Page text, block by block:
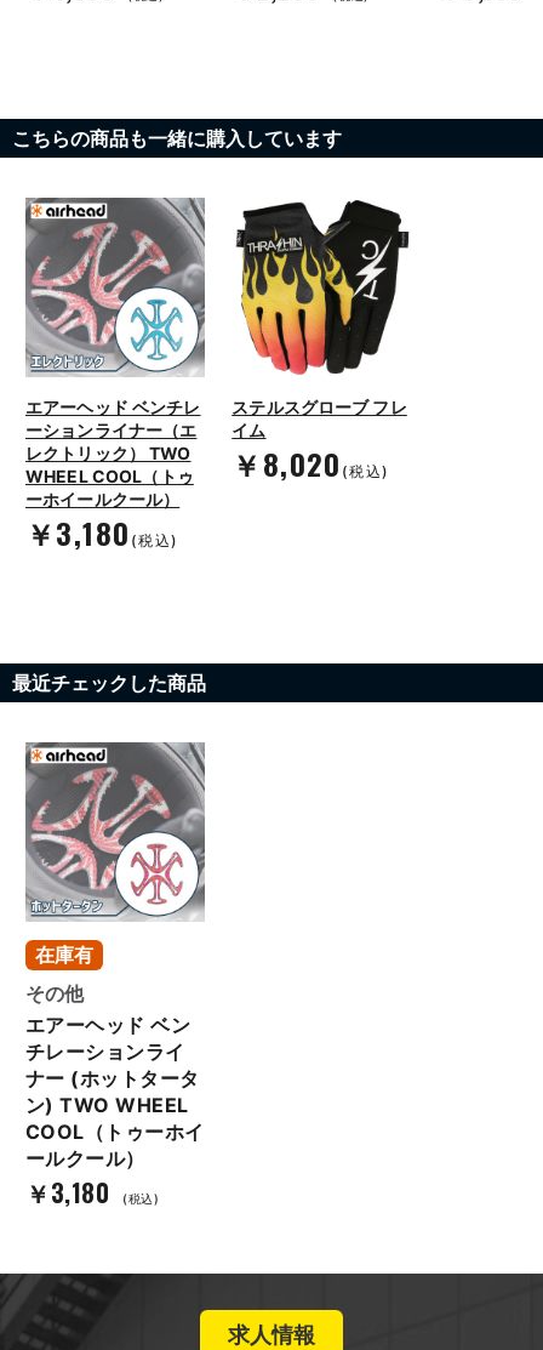
こちらの商品も一緒に購入しています
エアーヘッド ベンチレ
ーションライナー（エ
レクトリック） TWO
WHEEL COOL（トゥ
ーホイールクール）
￥3,180 (税込)
ステルスグローブ フレ
イム
￥8,020 (税込)
最近チェックした商品
在庫有
その他
エアーヘッド ベン
チレーションライ
ナー (ホットタータ
ン) TWO WHEEL
COOL（トゥーホイ
ールクール）
￥3,180 (税込)
求人情報